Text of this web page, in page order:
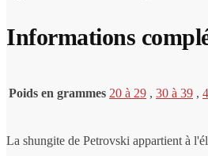
Informations
Poids en grammes 20 à 29 , 30 à 39 ,
La shungite de Petrovski appartient à